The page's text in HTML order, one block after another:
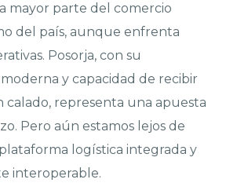
mayor parte del comercio
del país, aunque enfrenta
Posorja, con su
y capacidad de recibir
calado, representa una apuesta
Pero aún estamos lejos de
logística integrada y
interoperable.